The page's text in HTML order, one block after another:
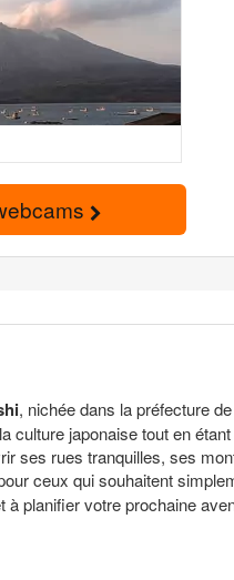
, nichée dans la préfecture
japonaise tout en
ses rues tranquilles, ses
ceux qui souhaitent
planifier votre prochaine